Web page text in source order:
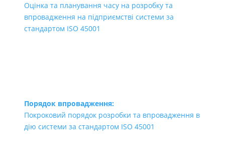
Оцінка та планування часу на розробку та
впровадження на підприємстві системи за
стандартом ISO 45001
Порядок впровадження:
Покроковий порядок розробки та впровадження в
дію системи за стандартом ISO 45001